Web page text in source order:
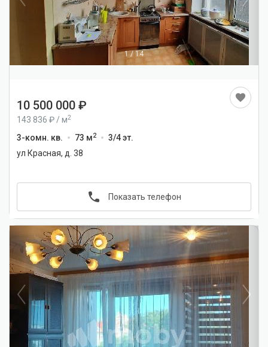
1 / 14
10 500 000
143 836 / м2
3-комн. кв. 73 м2
3/4 эт.
ул Красная, д. 38
Показать телефон